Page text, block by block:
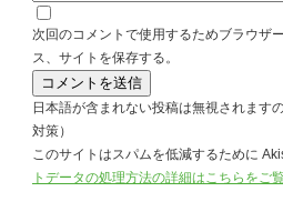
次回のコメントで使用するためブラウザ
ス、サイトを保存する。
日本語が含まれない投稿は無視されます
対策）
このサイトはスパムを低減するために
トデータの処理方法の詳細はこちらをご